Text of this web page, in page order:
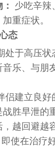
少吃辛辣
重症状。
态
处于高压状
乐、与朋
侣建立良好
胜早泄的
越回避越
即使在治疗